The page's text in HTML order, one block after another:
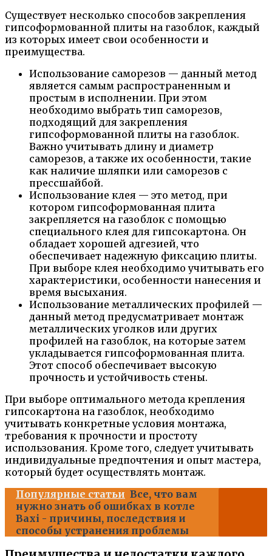
Существует несколько способов закрепления
гипсоформованной плиты на газоблок, каждый
из которых имеет свои особенности и
преимущества.
Использование саморезов — данный метод
является самым распространенным и
простым в исполнении. При этом
необходимо выбрать тип саморезов,
подходящий для закрепления
гипсоформованной плиты на газоблок.
Важно учитывать длину и диаметр
саморезов, а также их особенности, такие
как наличие шляпки или саморезов с
прессшайбой.
Использование клея — это метод, при
котором гипсоформованная плита
закрепляется на газоблок с помощью
специального клея для гипсокартона. Он
обладает хорошей адгезией, что
обеспечивает надежную фиксацию плиты.
При выборе клея необходимо учитывать его
характеристики, особенности нанесения и
время высыхания.
Использование металлических профилей —
данный метод предусматривает монтаж
металлических уголков или других
профилей на газоблок, на которые затем
укладывается гипсоформованная плита.
Этот способ обеспечивает высокую
прочность и устойчивость стены.
При выборе оптимального метода крепления
гипсокартона на газоблок, необходимо
учитывать конкретные условия монтажа,
требования к прочности и простоту
использования. Кроме того, следует учитывать
индивидуальные предпочтения и опыт мастера,
который будет осуществлять монтаж.
Популярные статьи Все, что вам
нужно знать об ошибках в котле
Baxi - причины, последствия и
способы устранения проблемы